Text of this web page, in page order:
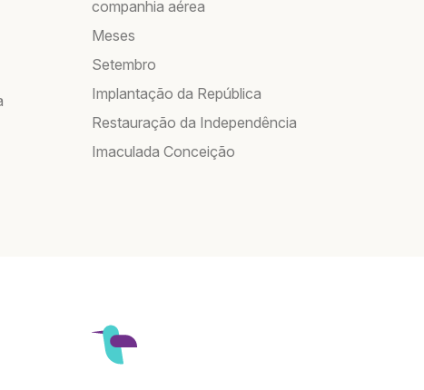
companhia aérea
Meses
Setembro
Implantação da República
Restauração da Independência
Imaculada Conceição